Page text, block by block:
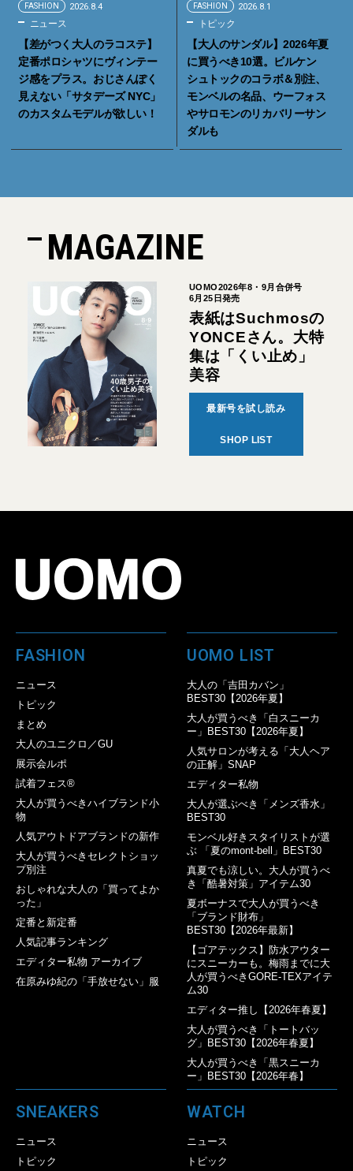
FASHION 2026.8.4
ニュース
【差がつく大人のラコステ】
定番ポロシャツにヴィンテー
ジ感をプラス。おじさんぽく
見えない「サタデーズ NYC」
のカスタムモデルが欲しい！
FASHION 2026.8.1
トピック
【大人のサンダル】2026年夏
に買うべき10選。ビルケン
シュトックのコラボ＆別注、
モンベルの名品、ウーフォス
やサロモンのリカバリーサン
ダルも
MAGAZINE
UOMO2026年8・9月合併号
6月25日発売
表紙はSuchmosの
YONCEさん。大特
集は「くい止め」
美容
最新号を試し読み
SHOP LIST
FASHION
ニュース
トピック
まとめ
大人のユニクロ／GU
展示会ルポ
試着フェス®︎
大人が買うべきハイブランド小
物
人気アウトドアブランドの新作
大人が買うべきセレクトショッ
プ別注
おしゃれな大人の「買ってよか
った」
定番と新定番
人気記事ランキング
エディター私物 アーカイブ
在原みゆ紀の「手放せない」服
UOMO LIST
大人の「吉田カバン」
BEST30【2026年夏】
大人が買うべき「白スニーカ
ー」BEST30【2026年夏】
人気サロンが考える「大人ヘア
の正解」SNAP
エディター私物
大人が選ぶべき「メンズ香水」
BEST30
モンベル好きスタイリストが選
ぶ 「夏のmont-bell」BEST30
真夏でも涼しい。大人が買うべ
き「酷暑対策」アイテム30
夏ボーナスで大人が買うべき
「ブランド財布」
BEST30【2026年最新】
【ゴアテックス】防水アウター
にスニーカーも。梅雨までに大
人が買うべきGORE-TEXアイテ
ム30
エディター推し【2026年春夏】
大人が買うべき「トートバッ
グ」BEST30【2026年春夏】
大人が買うべき「黒スニーカ
ー」BEST30【2026年春】
SNEAKERS
ニュース
トピック
WATCH
ニュース
トピック